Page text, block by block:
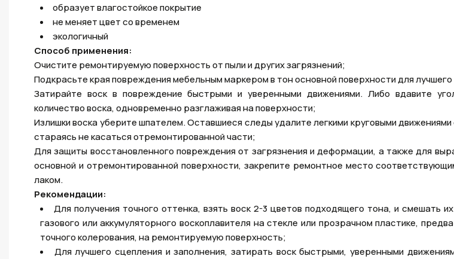
образует влагостойкое покрытие
не меняет цвет со временем
экологичный
Способ применения:
Очистите ремонтируемую поверхность от пыли и других загрязнений;
Подкрасьте края повреждения мебельным маркером в тон основной поверхности для
Затирайте воск в повреждение быстрыми и уверенными движениями. Либо вдавите
количество воска, одновременно разглаживая на поверхности;
Излишки воска уберите шпателем. Оставшиеся следы удалите легкими круговыми
стараясь не касаться отремонтированной части;
Для защиты восстановленного повреждения от загрязнения и деформации, а также для
основной и отремонтированной поверхности, закрепите ремонтное место
лаком.
Рекомендации:
Для получения точного оттенка, взять воск 2-3 цветов подходящего тона, и смешать
газового или аккумуляторного воскоплавителя на стекле или прозрачном пластике,
точного колерования, на ремонтируемую поверхность;
Для лучшего сцепления и заполнения, затирать воск быстрыми, уверенными